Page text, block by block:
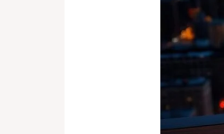
sobre
los
impuestos
Estados